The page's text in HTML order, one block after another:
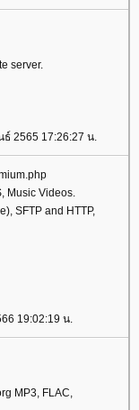
server.
2565 17:26:27 น.
Music Videos.
SFTP and HTTP,
19:02:19 น.
MP3, FLAC,